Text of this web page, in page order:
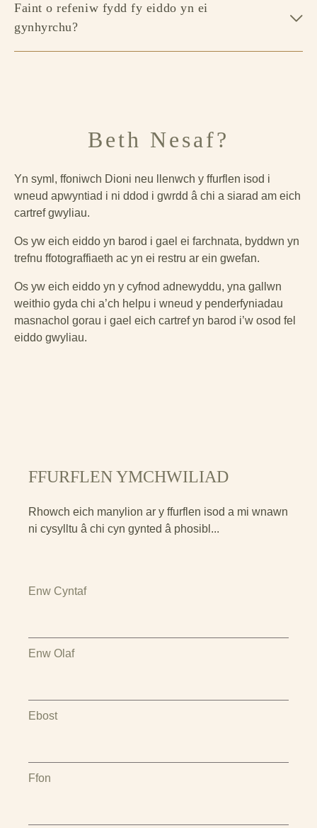
Faint o refeniw fydd fy eiddo yn ei
gynhyrchu?
Beth Nesaf?
Yn syml, ffoniwch Dioni neu llenwch y ffurflen isod i
wneud apwyntiad i ni ddod i gwrdd â chi a siarad am eich
cartref gwyliau.
Os yw eich eiddo yn barod i gael ei farchnata, byddwn yn
trefnu ffotograffiaeth ac yn ei restru ar ein gwefan.
Os yw eich eiddo yn y cyfnod adnewyddu, yna gallwn
weithio gyda chi a’ch helpu i wneud y penderfyniadau
masnachol gorau i gael eich cartref yn barod i’w osod fel
eiddo gwyliau.
FFURFLEN YMCHWILIAD
Rhowch eich manylion ar y ffurflen isod a mi wnawn
ni cysylltu â chi cyn gynted â phosibl...
Enw Cyntaf
Enw Olaf
Ebost
Ffon